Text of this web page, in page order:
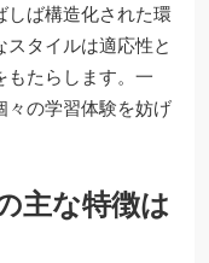
しば構造化された環
タイルは適応性と
もたらします。一
々の学習体験を妨げ
主な特徴は